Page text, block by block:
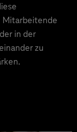
in der
zu